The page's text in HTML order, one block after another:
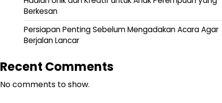
Berkesan
Persiapan Penting Sebelum Mengadakan Acara Agar
Berjalan Lancar
Recent Comments
No comments to show.